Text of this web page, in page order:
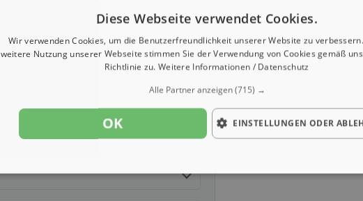
Diese Webseite verwendet Cookies.
Wir verwenden Cookies, um die Benutzerfreundlichkeit unserer Website zu
weitere Nutzung unserer Webseite stimmen Sie der Verwendung von Cookies gemäß
Richtlinie zu. Weitere Informationen / Datenschutz
Alle Partner anzeigen(715) →
OK EINSTELLUNGEN ODER